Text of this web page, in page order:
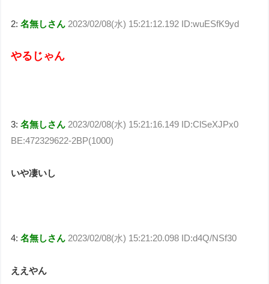
2:名無しさん 2023/02/08(水) 15:21:12.192 ID:wuESfK9yd
やるじゃん
3:名無しさん 2023/02/08(水) 15:21:16.149 ID:ClSeXJPx0
BE:472329622-2BP(1000)
いや凄いし
4:名無しさん 2023/02/08(水) 15:21:20.098 ID:d4Q/NSf30
ええやん